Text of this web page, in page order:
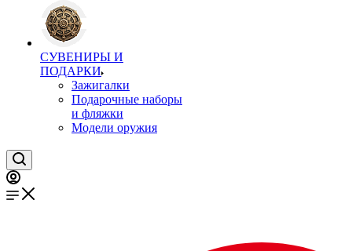
СУВЕНИРЫ И
ПОДАРКИ
Зажигалки
Подарочные наборы
и фляжки
Модели оружия